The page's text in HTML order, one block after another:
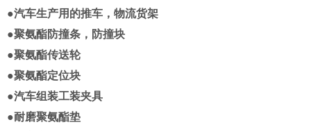
●汽车生产用的推车，物流货架
●聚氨酯防撞条，防撞块
●聚氨酯传送轮
●聚氨酯定位块
●汽车组装工装夹具
●耐磨聚氨酯垫